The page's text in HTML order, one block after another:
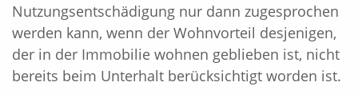
Nutzungsentschädigung nur dann zugesprochen
werden kann, wenn der Wohnvorteil desjenigen,
der in der Immobilie wohnen geblieben ist, nicht
bereits beim Unterhalt berücksichtigt worden ist.